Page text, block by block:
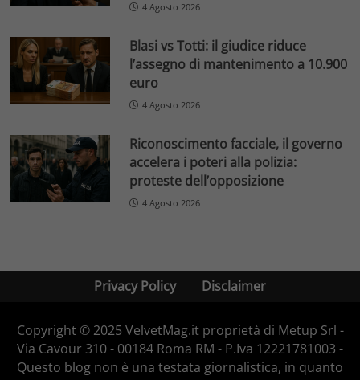
4 Agosto 2026
Blasi vs Totti: il giudice riduce
l’assegno di mantenimento a 10.900
euro
4 Agosto 2026
Riconoscimento facciale, il governo
accelera i poteri alla polizia:
proteste dell’opposizione
4 Agosto 2026
Privacy Policy Disclaimer
Copyright © 2025 VelvetMag.it proprietà di Metup Srl -
Via Cavour 310 - 00184 Roma RM - P.Iva 12221781003 -
Questo blog non è una testata giornalistica, in quanto